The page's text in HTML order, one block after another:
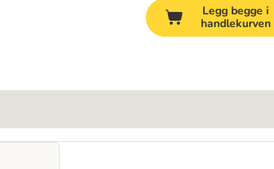
Legg begge i
handlekurven